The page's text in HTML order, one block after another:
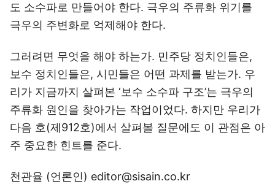
도 소수파로 만들어야 한다. 극우의 주류화 위기를
극우의 주변화로 억제해야 한다.
그러려면 무엇을 해야 하는가. 민주당 정치인들은,
보수 정치인들은, 시민들은 어떤 과제를 받는가. 우
리가 지금까지 살펴본 ‘보수 소수파 구조’는 극우의
주류화 원인을 찾아가는 작업이었다. 하지만 우리가
다음 호(제912호)에서 살펴볼 질문에도 이 관점은 아
주 중요한 힌트를 준다.
천관율 (언론인) editor@sisain.co.kr